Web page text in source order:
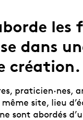
les
dans
création.
praticien·nes,
site, lieu
sont abordés